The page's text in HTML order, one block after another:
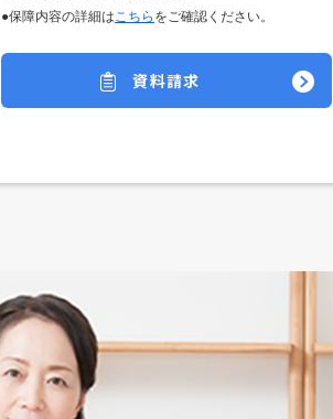
●保障内容の詳細はこちら をご確認ください。
資料請求